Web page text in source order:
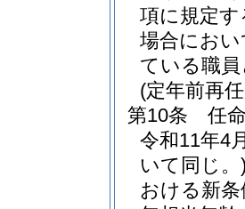
項に規定
場合にお
ている職
(定年前再
第10条
任
令和11年4
いて同じ。
おける新